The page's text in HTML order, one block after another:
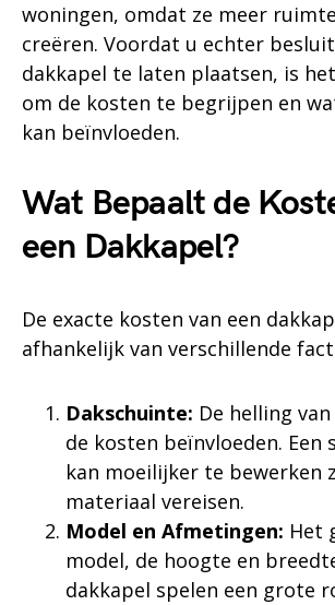
woningen, omdat ze meer
creëren. Voordat u echter
dakkapel te laten plaatsen, is
om de kosten te begrijpen en
kan beïnvloeden.
Wat Bepaalt de
een Dakkapel?
De exacte kosten van een
afhankelijk van verschillende
Dakschuinte: De helling
de kosten beïnvloeden. Een
kan moeilijker te bewerken
materiaal vereisen.
Model en Afmetingen: Het
model, de hoogte en
dakkapel spelen een grote